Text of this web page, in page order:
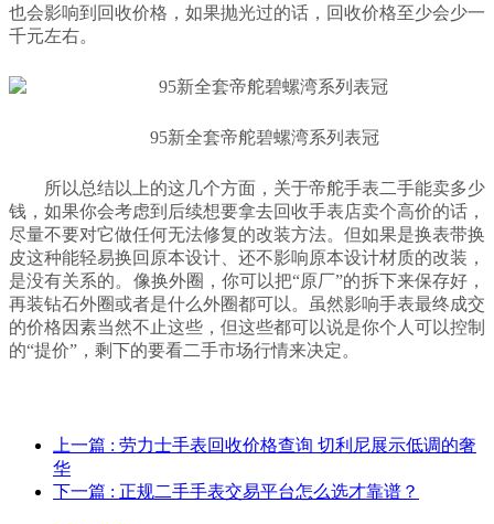
也会影响到回收价格，如果抛光过的话，回收价格至少会少一
千元左右。
95新全套帝舵碧螺湾系列表冠
所以总结以上的这几个方面，关于帝舵手表二手能卖多少
钱，如果你会考虑到后续想要拿去回收手表店卖个高价的话，
尽量不要对它做任何无法修复的改装方法。但如果是换表带换
皮这种能轻易换回原本设计、还不影响原本设计材质的改装，
是没有关系的。像换外圈，你可以把“原厂”的拆下来保存好，
再装钻石外圈或者是什么外圈都可以。虽然影响手表最终成交
的价格因素当然不止这些，但这些都可以说是你个人可以控制
的“提价”，剩下的要看二手市场行情来决定。
上一篇 : 劳力士手表回收价格查询 切利尼展示低调的奢
华
下一篇 : 正规二手手表交易平台怎么选才靠谱？